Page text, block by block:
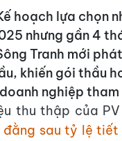
hoạch lựa chọn
nhưng gần 4
Tranh mới
khiến gói thầu
nghiệp tham
thu thập của PV
đằng sau tỷ lệ tiết